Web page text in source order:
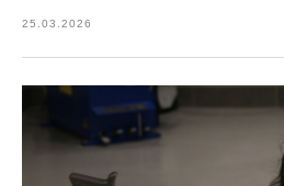
25.03.2026